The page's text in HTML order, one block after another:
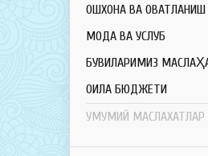
ОШХОНА ВА ОВҚАТЛАНИШ
МОДА ВА УСЛУБ
БУВИЛАРИМИЗ
ОИЛА БЮДЖЕТИ
УМУМИЙ МАСЛАХАТЛАР